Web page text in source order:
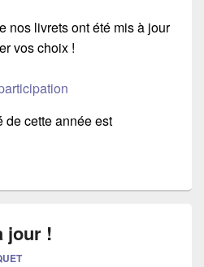
nos livrets ont été mis à jour
vos choix !
de cette année est
faire de vos primes ?
jour !